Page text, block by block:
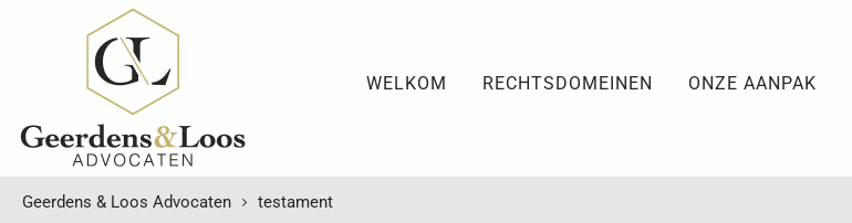
WELKOM RECHTSDOMEINEN ONZE AANPAK
Geerdens & Loos Advocaten testament